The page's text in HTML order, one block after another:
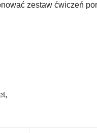
zestaw ćwiczeń